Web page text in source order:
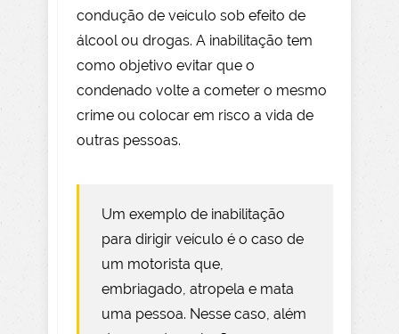
condução de veículo sob efeito de
álcool ou drogas. A inabilitação tem
como objetivo evitar que o
condenado volte a cometer o mesmo
crime ou colocar em risco a vida de
outras pessoas.
Um exemplo de inabilitação
para dirigir veículo é o caso de
um motorista que,
embriagado, atropela e mata
uma pessoa. Nesse caso, além